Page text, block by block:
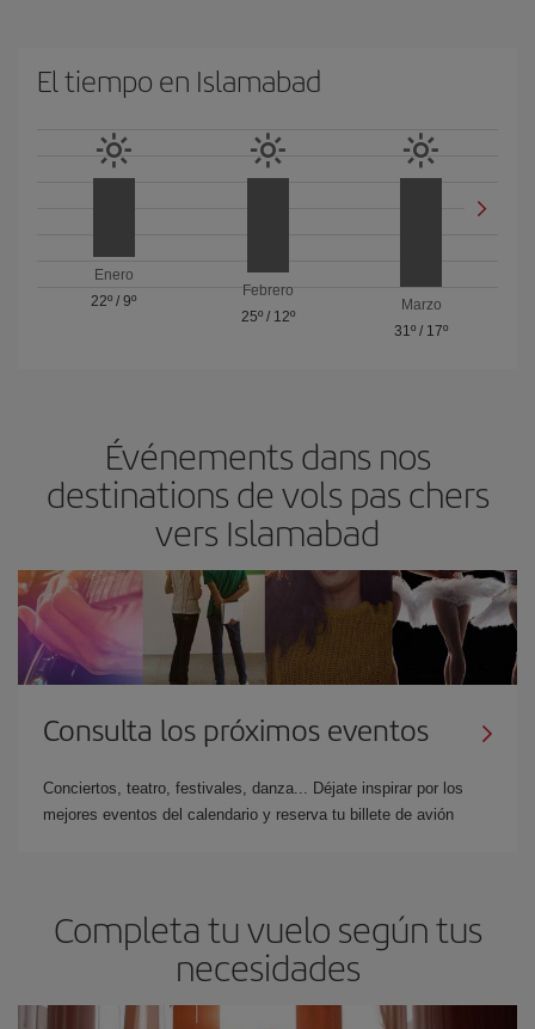
El tiempo en Islamabad
Enero
22º /9º
Febrero
25º/ 12º
Marzo
31º / 17º
Événements dans nos
destinations de vols pas chers
vers Islamabad
Consulta los próximos eventos
Conciertos, teatro, festivales, danza... Déjate inspirar por los
mejores eventos del calendario y reserva tu billete de avión
Completa tu vuelo según tus
necesidades